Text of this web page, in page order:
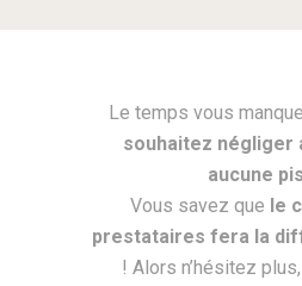
Le temps vous
souhaitez négliger
aucune
Vous savez que le
prestataires fera la
! Alors n’hésitez